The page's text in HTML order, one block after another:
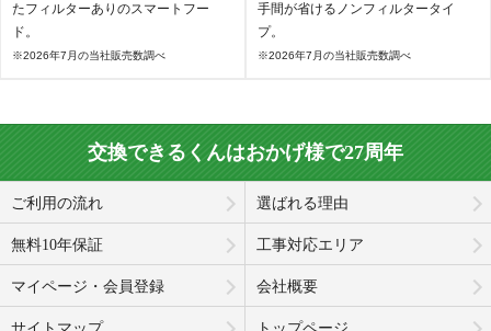
たフィルターありのスマートフー
ド。
※2026年7月の当社販売数調べ
手間が省けるノンフィルタータイ
プ。
※2026年7月の当社販売数調べ
交換できるくんはおかげ様で27周年
ご利用の流れ 選ばれる理由
無料10年保証 工事対応エリア
マイページ・会員登録 会社概要